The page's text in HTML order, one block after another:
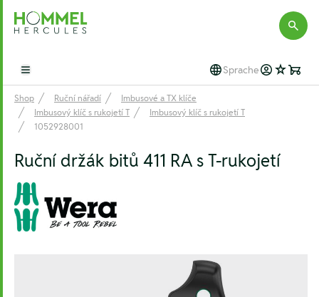
Hommel Hercules
Open main menu Sprache
Shop Ruční nářadí
Imbusové a TX klíče
Imbusový klíč s rukojetí T
Imbusový klíč s rukojetí T
1052928001
Ruční držák bitů 411 RA s T-rukojetí